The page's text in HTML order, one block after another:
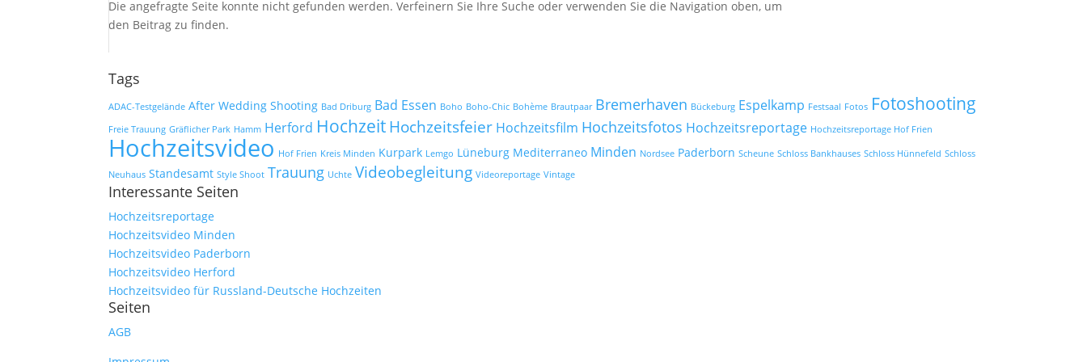
Die angefragte Seite konnte nicht gefunden werden. Verfeinern Sie Ihre Suche oder verwenden Sie die Navigation oben, um
den Beitrag zu finden.
Tags
ADAC-Testgelände After Wedding Shooting Bad Driburg Bad Essen Boho Boho-Chic Bohème Brautpaar Bremerhaven Bückeburg Espelkamp Festsaal Fotos Fotoshooting
Freie Trauung Gräflicher Park Hamm Herford HochzeitHochzeitsfeier Hochzeitsfilm Hochzeitsfotos Hochzeitsreportage Hochzeitsreportage Hof Frien
Hochzeitsvideo Hof Frien Kreis Minden Kurpark Lemgo Lüneburg Mediterraneo Minden Nordsee Paderborn Scheune Schloss Bankhauses Schloss Hünnefeld Schloss
Neuhaus Standesamt Style Shoot Trauung Uchte Videobegleitung Videoreportage Vintage
Interessante Seiten
Hochzeitsreportage
Hochzeitsvideo Minden
Hochzeitsvideo Paderborn
Hochzeitsvideo Herford
Hochzeitsvideo für Russland-Deutsche Hochzeiten
Seiten
AGB